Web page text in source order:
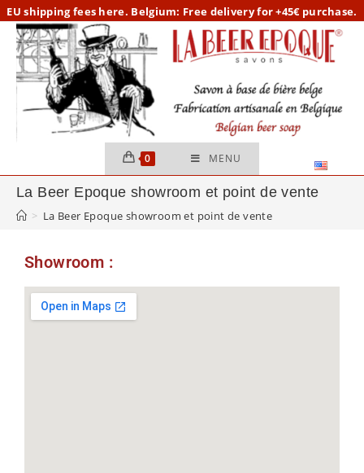
EUshipping fees here. Belgium: Free delivery for +45€ purchase.
0 MENU
La Beer Epoque showroom et point de vente
> La Beer Epoque showroom et point de vente
Showroom :